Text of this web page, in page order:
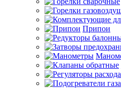
Припои